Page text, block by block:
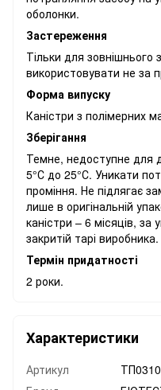
оболонки.
Застереження
Тільки для зовнішнього
використовувати не за
Форма випуску
Каністри з полімерних
Зберігання
Темне, недоступне для
5°С до 25°С. Уникати
проміння. Не підлягає
лише в оригінальній
каністри – 6 місяців, за
закритій тарі виробника.
Термін придатності
2 роки.
Характеристики
Артикул